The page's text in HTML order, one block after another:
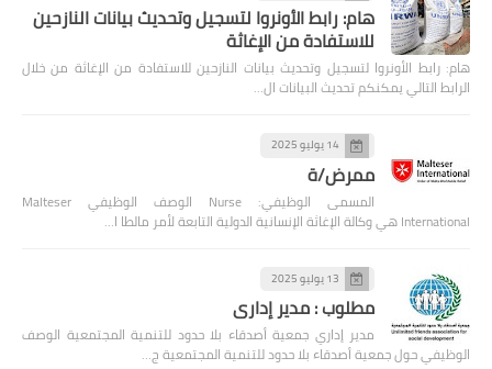
هام: رابط الأونروا لتسجيل وتحديث بيانات النازحين
للاستفادة من الإغاثة
هام: رابط الأونروا لتسجيل وتحديث بيانات النازحين للاستفادة من الإغاثة من خلال
الرابط التالي يمكنكم تحديث البيانات ال…
14 يوليو 2025
ممرض/ة
المسمى الوظيفي: Nurse الوصف الوظيفي Malteser
International هي وكالة الإغاثة الإنسانية الدولية التابعة لأمر مالطا ا…
13 يوليو 2025
مطلوب : مدير إداري
مدير إداري جمعية أصدقاء بلا حدود للتنمية المجتمعية الوصف
الوظيفي حول جمعية أصدقاء بلا حدود للتنمية المجتمعية ج…